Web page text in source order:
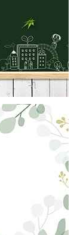
nền powerpoint